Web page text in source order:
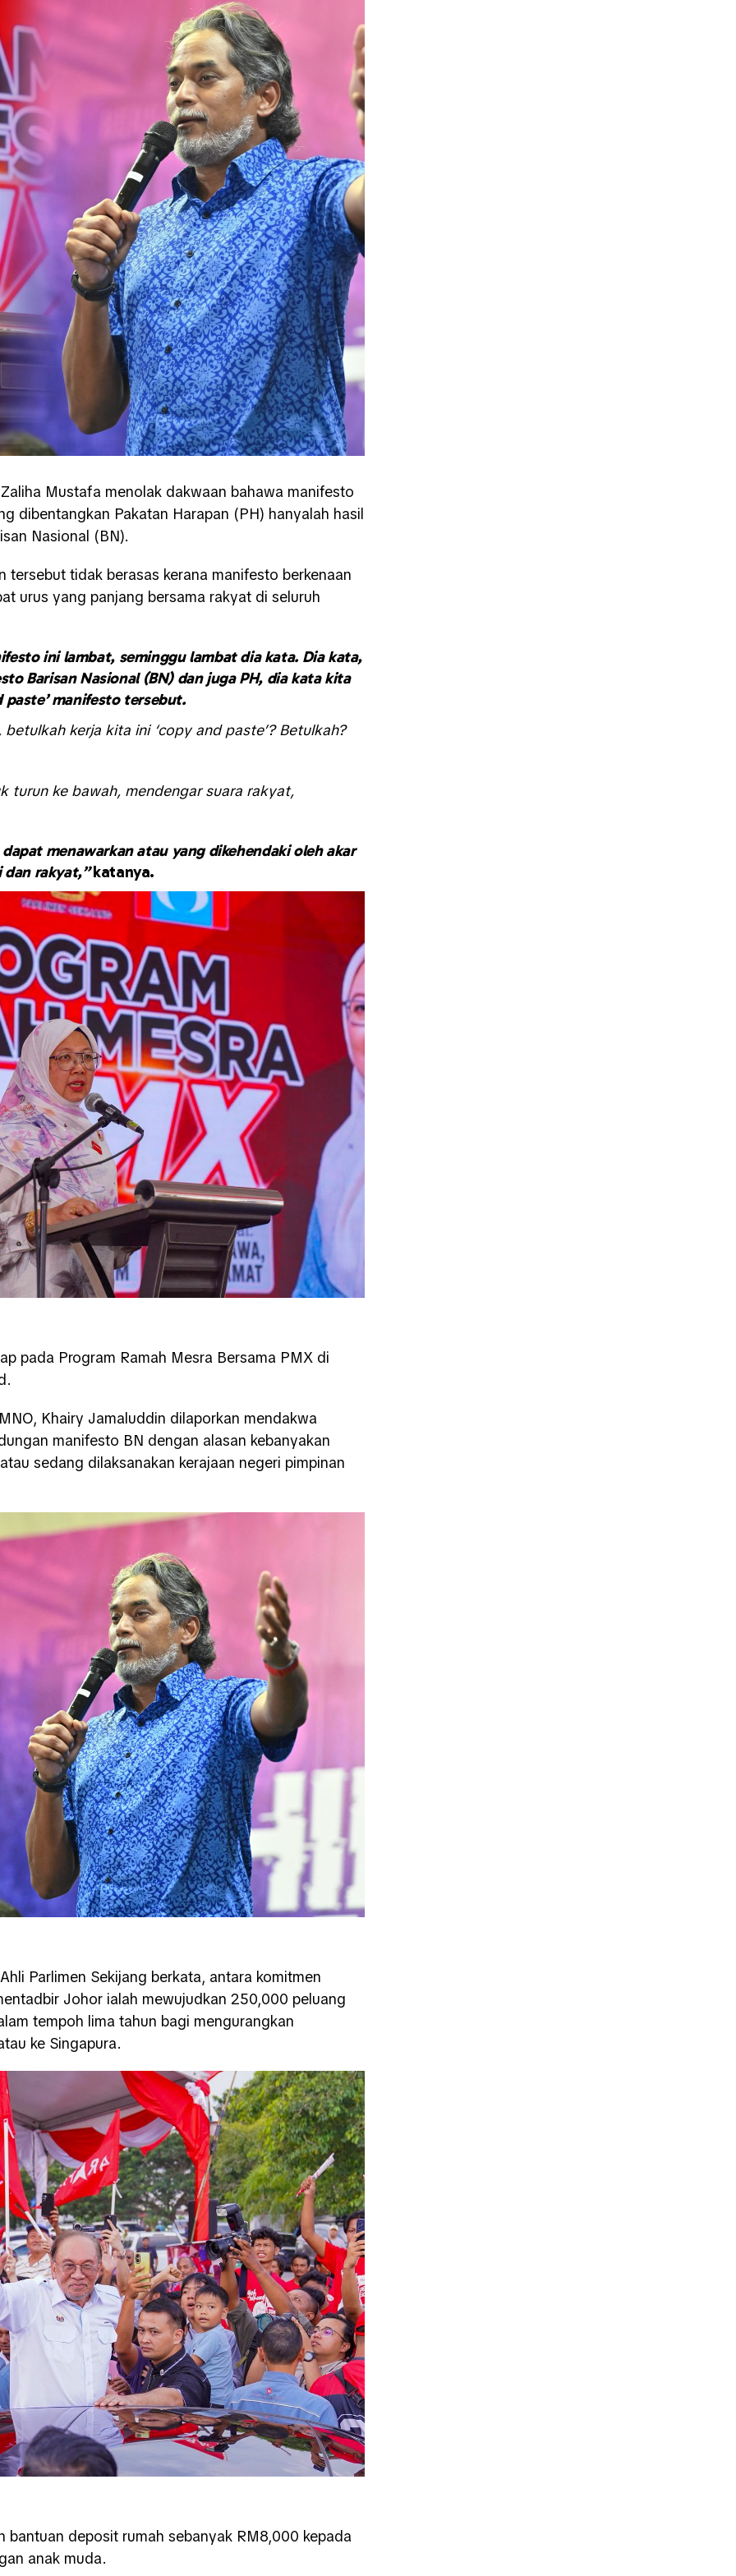
Mustafa menolak dakwaan bahawa manifesto
dibentangkan Pakatan Harapan (PH) hanyalah hasil
Nasional (BN).
tersebut tidak berasas kerana manifesto berkenaan
urus yang panjang bersama rakyat di seluruh
ini lambat, seminggu lambat dia kata. Dia kata,
Barisan Nasional (BN) dan juga PH, dia kata kita
paste’ manifesto tersebut.
kerja kita ini ‘copy and paste’? Betulkah?
turun ke bawah, mendengar suara rakyat,
menawarkan atau yang dikehendaki oleh akar
dan rakyat,”katanya.
pada Program Ramah Mesra Bersama PMX di
Khairy Jamaluddin dilaporkan mendakwa
manifesto BN dengan alasan kebanyakan
sedang dilaksanakan kerajaan negeri pimpinan
Parlimen Sekijang berkata, antara komitmen
Johor ialah mewujudkan 250,000 peluang
tempoh lima tahun bagi mengurangkan
ke Singapura.
bantuan deposit rumah sebanyak RM8,000 kepada
anak muda.